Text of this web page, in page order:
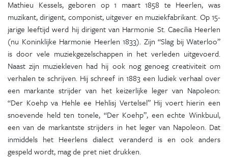
Mathieu Kessels, geboren op 1 maart 1858 te Heerlen, was
muzikant, dirigent, componist, uitgever en muziekfabrikant. Op 15-
jarige leeftijd werd hij dirigent van Harmonie St. Caecilia Heerlen
(nu Koninklijke Harmonie Heerlen 1833). Zijn “Slag bij Waterloo”
is door vele muziekgezelschappen in het verleden uitgevoerd.
Naast zijn muziekleven had hij ook nog genoeg creativiteit om
verhalen te schrijven. Hij schreef in 1883 een ludiek verhaal over
een markante strijder van het keizerlijke leger van Napoleon:
“Der Koehp va Hehle ee Hehlisj Vertelsel” Hij voert hierin een
snoevende held ten tonele, “Der Koehp”, een echte Winkbuul,
een van de markantste strijders in het leger van Napoleon. Dat
inmiddels het Heerlens dialect veranderd is en ook anders
gespeld wordt, mag de pret niet drukken.